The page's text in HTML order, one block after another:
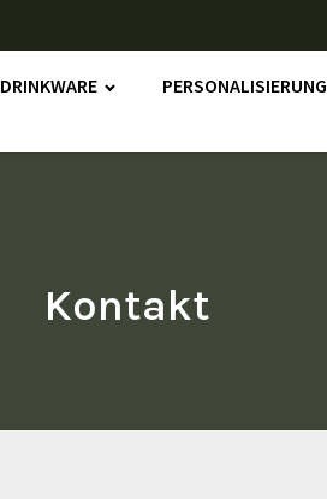
DRINKWARE PERSONALISIERUNG
Kontakt